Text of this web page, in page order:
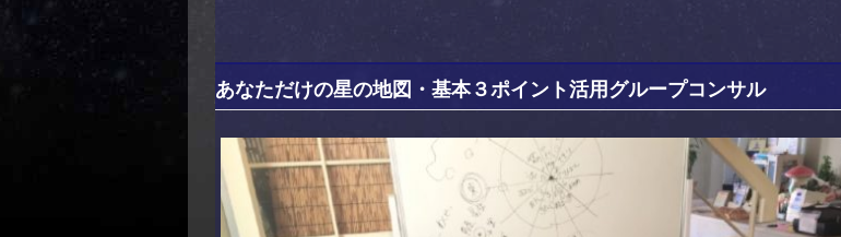
あなただけの星の地図・基本３ポイント活用グループコンサル